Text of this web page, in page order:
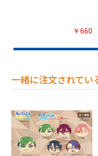
￥660
一緒に注文されてい